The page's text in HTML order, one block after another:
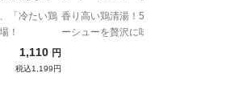
「冷たい鶏
！
1,110 円
税込1,199円
めん
香り高い鶏清湯！5種類のチャ
ーシューを贅沢に味わう